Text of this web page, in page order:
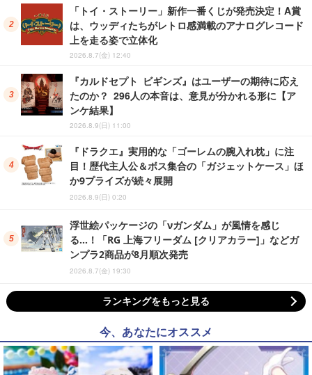
「トイ・ストーリー」新作一番くじが発売決定！A賞
は、ウッディたちがレトロ感満載のアナログレコード
上を走る姿で立体化
2026.8.7(金) 12:40
『カルドセプト ビギンズ』はユーザーの期待に応え
たのか？ 296人の本音は、意見が分かれる形に【ア
ンケ結果】
2026.8.9(日) 11:00
『ドラクエ』実用的な「ゴーレムの腕入れ枕」に注
目！歴代主人公＆ボス集合の「ガジェットケース」ほ
か9プライズが続々展開
2026.8.9(日) 0:20
浮世絵パッケージの「νガンダム」が風情を感じ
る…！「RG 上海フリーダム [クリアカラー]」などガ
ンプラ2商品が8月順次発売
2026.8.7(金) 19:30
ランキングをもっと見る
今、あなたにオススメ